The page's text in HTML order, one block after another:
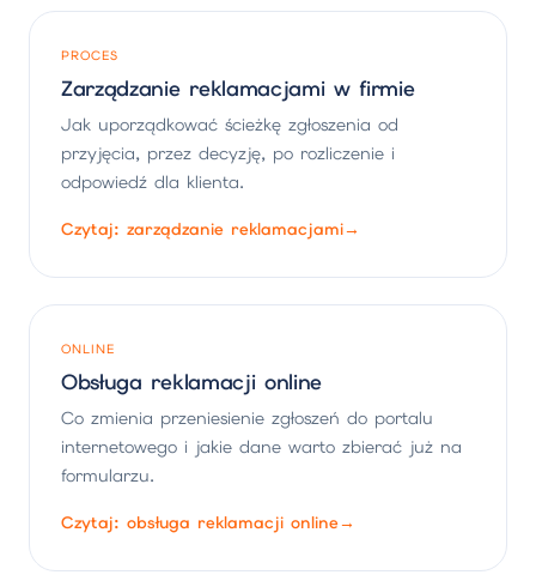
PROCES
Zarządzanie reklamacjami w firmie
Jak uporządkować ścieżkę zgłoszenia od
przyjęcia, przez decyzję, po rozliczenie i
odpowiedź dla klienta.
Czytaj: zarządzanie reklamacjami→
ONLINE
Obsługa reklamacji online
Co zmienia przeniesienie zgłoszeń do portalu
internetowego i jakie dane warto zbierać już na
formularzu.
Czytaj: obsługa reklamacji online→